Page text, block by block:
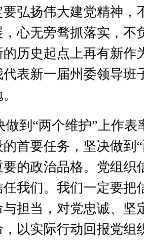
弘扬伟大建党精神，
心无旁骛抓落实，不
历史起点上再有新作
表新一届州委领导班
做到“两个维护”上作表
首要任务，坚决做到
的政治品格。党组织
我们。我们一定要把
担当，对党忠诚、坚
以实际行动回报党组